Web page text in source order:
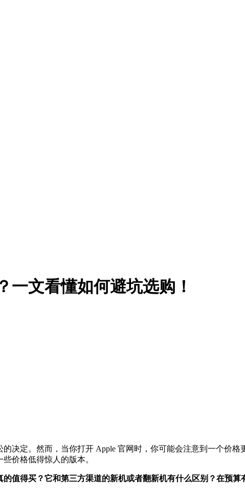
一文看懂如何避坑选购！
的决定。然而，当你打开 Apple 官网时，你可能会注意到一个价
价格低得惊人的版本。
的值得买？它和第三方渠道的新机或者翻新机有什么区别？在预